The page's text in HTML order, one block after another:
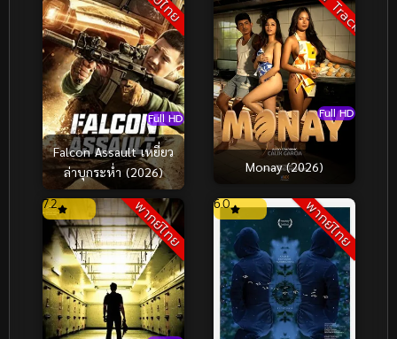
Full HD
Falcon Assault เหยี่ยว
ล่าบุกระห่ำ (2026)
Full HD
Monay (2026)
พากย์ไทย
7.2 พากย์ไทย
6.0